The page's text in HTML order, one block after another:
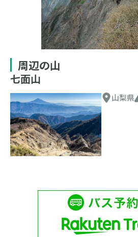
周辺の山
七面山
山梨県